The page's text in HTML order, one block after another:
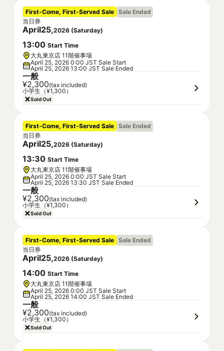
First-Come, First-Served Sale Sale Ended
当日券
April25,2026 (Saturday)
13:00 Start Time
大丸東京店 11階催事場
April 25, 2026 0:00 JST Sale Start
April 25, 2026 13:00 JST Sale Ended
一般
¥2,300(tax included)
小学生（¥1,300）
Sold Out
First-Come, First-Served Sale Sale Ended
当日券
April25,2026 (Saturday)
13:30 Start Time
大丸東京店 11階催事場
April 25, 2026 0:00 JST Sale Start
April 25, 2026 13:30 JST Sale Ended
一般
¥2,300(tax included)
小学生（¥1,300）
Sold Out
First-Come, First-Served Sale Sale Ended
当日券
April25,2026 (Saturday)
14:00 Start Time
大丸東京店 11階催事場
April 25, 2026 0:00 JST Sale Start
April 25, 2026 14:00 JST Sale Ended
一般
¥2,300(tax included)
小学生（¥1,300）
Sold Out